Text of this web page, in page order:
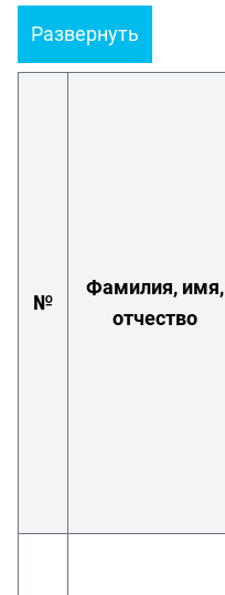
Развернуть
№
Фамилия, имя,
отчество